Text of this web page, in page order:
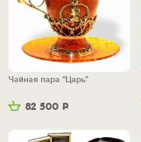
82 500 Р
Чайная пара "Царь"